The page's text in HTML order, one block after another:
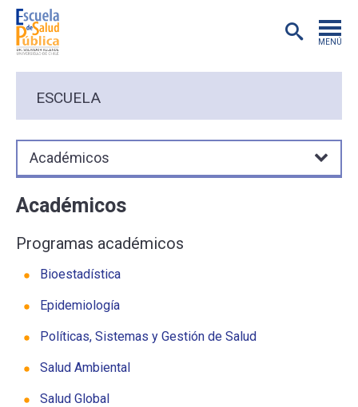
MENÚ
EXTENSIÓN
ESCUELA
Académicos
Académicos
Programas académicos
Bioestadística
Epidemiología
Políticas, Sistemas y Gestión de Salud
Salud Ambiental
Salud Global